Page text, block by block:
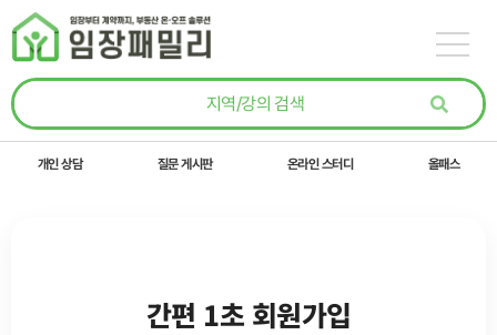
콘텐츠로
건너뛰기
개인 상담 질문 게시판 온라인 스터디 올패스
간편 1초 회원가입